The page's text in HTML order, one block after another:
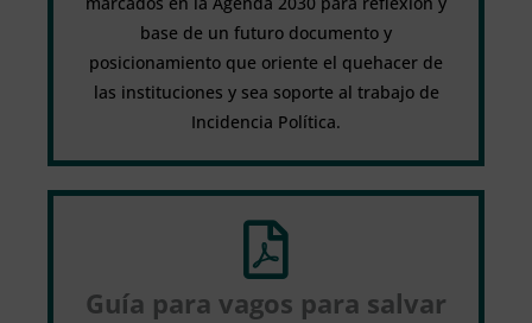
base de un futuro documento y
posicionamiento que oriente el quehacer de
las instituciones y sea soporte al trabajo de
Incidencia Política.
Guía para vagos para salvar